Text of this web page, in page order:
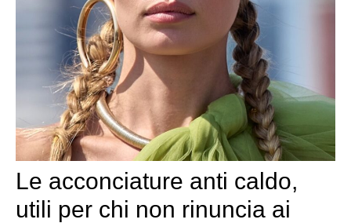
Le acconciature anti caldo,
utili per chi non rinuncia ai